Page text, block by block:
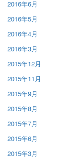
2016年6月
2016年5月
2016年4月
2016年3月
2015年12月
2015年11月
2015年9月
2015年8月
2015年7月
2015年6月
2015年3月